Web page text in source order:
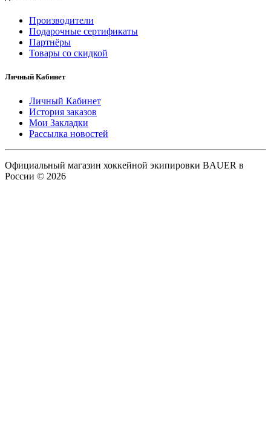
Производители
Подарочные сертификаты
Партнёры
Товары со скидкой
Личный Кабинет
Личный Кабинет
История заказов
Мои Закладки
Рассылка новостей
Официальный магазин хоккейной экипировки BAUER в
России © 2026